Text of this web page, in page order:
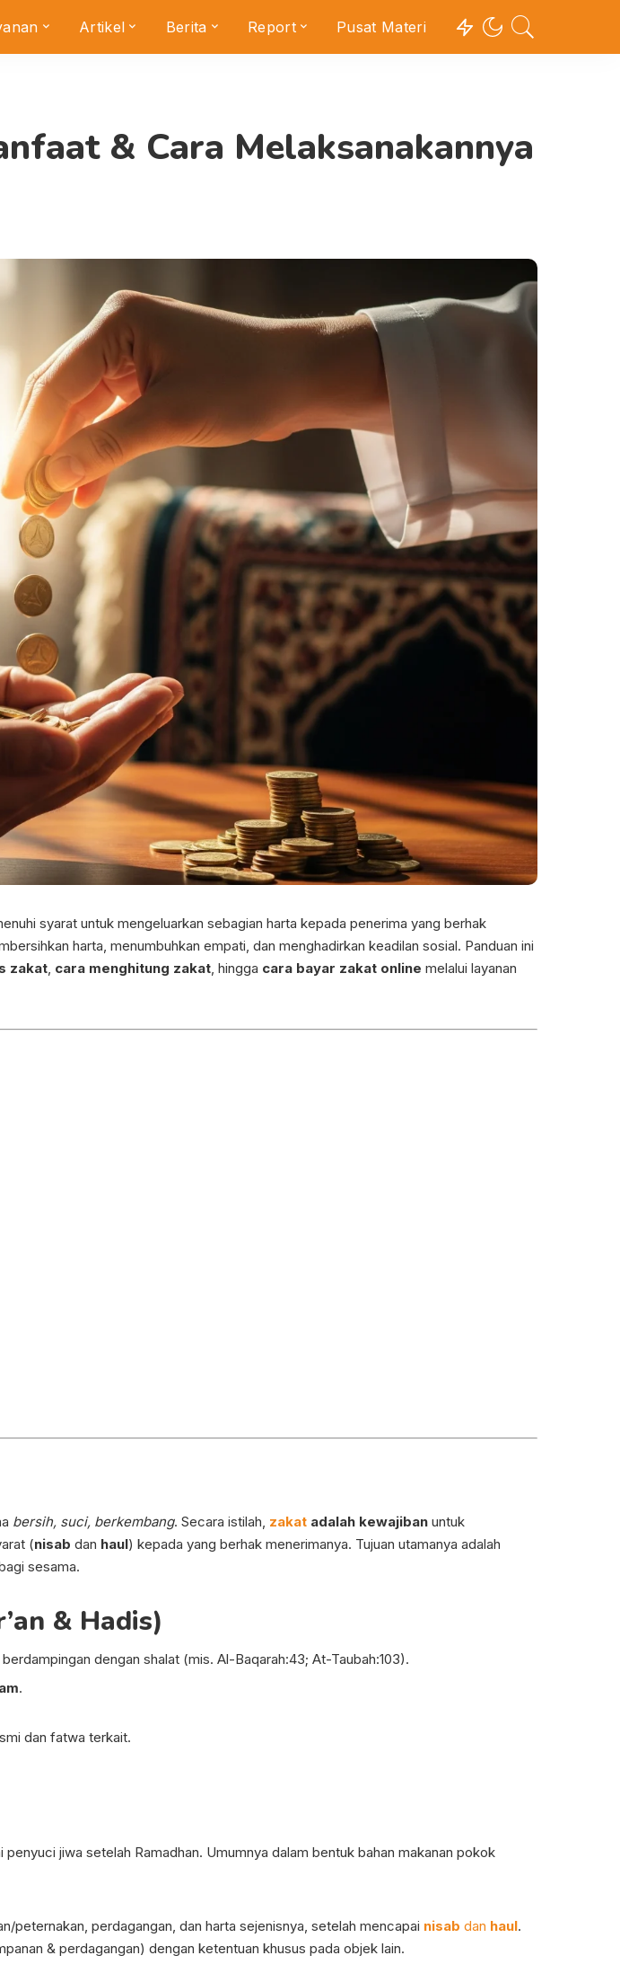
Artikel Berita Report Pusat Materi
& Cara Melaksanakannya
syarat untuk mengeluarkan sebagian harta kepada penerima yang berhak
harta, menumbuhkan empati, dan menghadirkan keadilan sosial. Panduan ini
zakat, cara menghitung zakat, hingga cara bayar zakat online melalui layanan
bersih, suci, berkembang. Secara istilah, zakat adalah kewajiban untuk
(nisab dan haul) kepada yang berhak menerimanya. Tujuan utamanya adalah
sesama.
& Hadis)
dengan shalat (mis. Al-Baqarah:43; At-Taubah:103).
.
dan fatwa terkait.
jiwa setelah Ramadhan. Umumnya dalam bentuk bahan makanan pokok
peternakan, perdagangan, dan harta sejenisnya, setelah mencapai nisab dan haul.
& perdagangan) dengan ketentuan khusus pada objek lain.